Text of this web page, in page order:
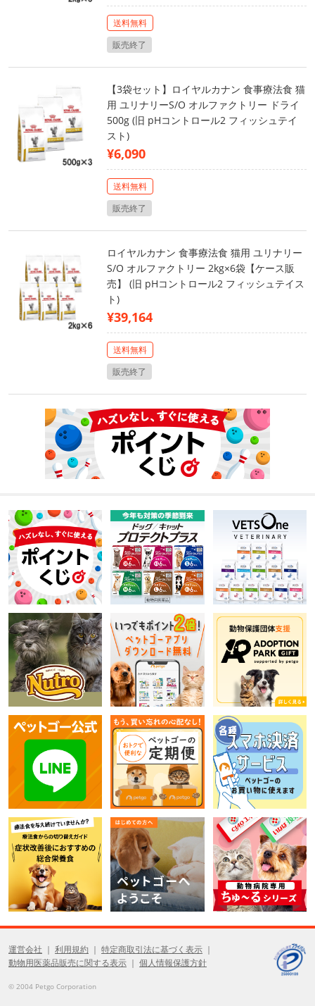
送料無料
販売終了
【3袋セット】ロイヤルカナン 食事療法食 猫
用 ユリナリーS/O オルファクトリー ドライ
500g (旧 pHコントロール2 フィッシュテイ
スト)
¥6,090
送料無料
販売終了
ロイヤルカナン 食事療法食 猫用 ユリナリー
S/O オルファクトリー 2kg×6袋【ケース販
売】 (旧 pHコントロール2 フィッシュテイス
ト)
¥39,164
送料無料
販売終了
運営会社 利用規約
特定商取引法に基づく表示
動物用医薬品販売に関する表示
個人情報保護方針
© 2004 Petgo Corporation